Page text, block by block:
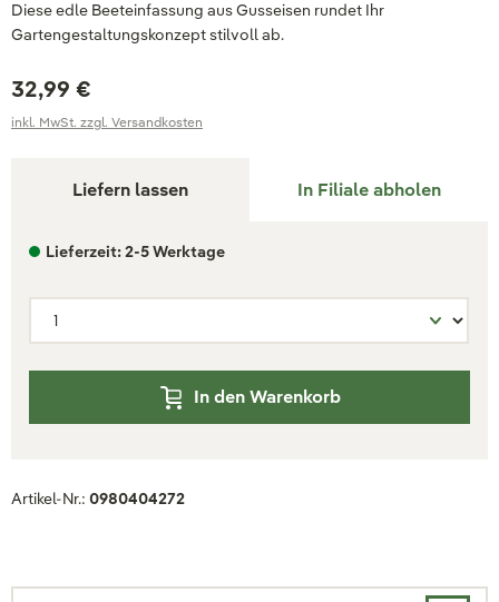
Diese edle Beeteinfassung aus Gusseisen rundet Ihr
Gartengestaltungskonzept stilvoll ab.
32,99 €
inkl. MwSt. zzgl. Versandkosten
Liefern lassen In Filiale abholen
Lieferzeit: 2-5 Werktage
In den Warenkorb
Artikel-Nr.: 0980404272